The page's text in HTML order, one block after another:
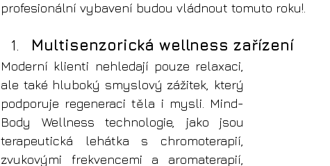
profesionální vybavení budou vládnout tomuto roku!.
Multisenzorická wellness zařízení
Moderní klienti nehledají pouze relaxaci,
ale také hluboký smyslový zážitek, který
podporuje regeneraci těla i mysli. Mind-
Body Wellness technologie, jako jsou
terapeutická lehátka s chromoterapií,
zvukovými frekvencemi a aromaterapií,